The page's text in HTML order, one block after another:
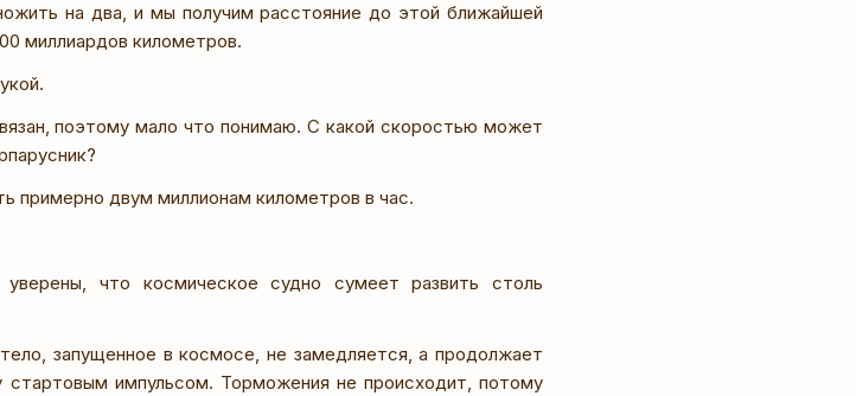
на два, и мы получим расстояние до этой ближайшей
миллиардов километров.
поэтому мало что понимаю. С какой скоростью может
примерно двум миллионам километров в час.
что космическое судно сумеет развить столь
запущенное в космосе, не замедляется, а продолжает
импульсом. Торможения не происходит, потому